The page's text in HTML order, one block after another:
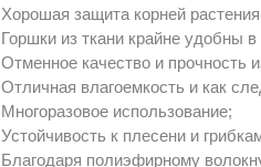
Хорошая защита корней
Горшки из ткани крайне удобны в
Отменное качество и прочность
Отличная влагоемкость и как
Многоразовое использование;
Устойчивость к плесени и
Благодаря полиэфирному